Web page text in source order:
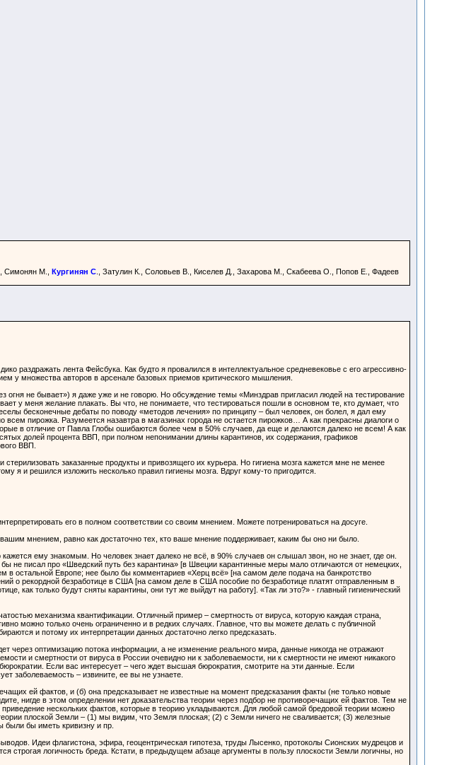
Симонян М.,
Кургинян С., Затулин К., Соловьев В., Киселев Д., Захарова М., Скабеева О., Попов Е., Фадеев
раздражать лента Фейсбука. Как будто я провалился в интеллектуальное средневековье с его агрессивно-
у множества авторов в арсенале базовых приемов критического мышления.
не бывает») я даже уже и не говорю. Но обсуждение темы «Минздрав пригласил людей на тестирование
у меня желание плакать. Вы что, не понимаете, что тестироваться пошли в основном те, кто думает, что
бесконечные дебаты по поводу «методов лечения» по принципу – был человек, он болел, я дал ему
пирожка. Разумеется назавтра в магазинах города не остается пирожков… А как прекрасны диалоги о
в отличие от Павла Глобы ошибаются более чем в 50% случаев, да еще и делаются далеко не всем! А как
долей процента ВВП, при полном непонимании длины карантинов, их содержания, графиков
ВВП.
заказанные продукты и привозящего их курьера. Но гигиена мозга кажется мне не менее
я и решился изложить несколько правил гигиены мозга. Вдруг кому-то пригодится.
его в полном соответствии со своим мнением. Можете потренироваться на досуге.
мнением, равно как достаточно тех, кто ваше мнение поддерживает, каким бы оно ни было.
ему знакомым. Но человек знает далеко не всё, в 90% случаев он слышал звон, но не знает, где он.
не писал про «Шведский путь без карантина» [в Швеции карантинные меры мало отличаются от немецких,
остальной Европе; нее было бы комментариев «Херц всё» [на самом деле подача на банкротство
о рекордной безработице в США [на самом деле в США пособие по безработице платят отправленным в
как только будут сняты карантины, они тут же выйдут на работу]. «Так ли это?» - главный гигиенический
механизма квантификации. Отличный пример – смертность от вируса, которую каждая страна,
можно только очень ограниченно и в редких случаях. Главное, что вы можете делать с публичной
и потому их интерпретации данных достаточно легко предсказать.
через оптимизацию потока информации, а не изменение реального мира, данные никогда не отражают
и смертности от вируса в России очевидно ни к заболеваемости, ни к смертности не имеют никакого
Если вас интересует – чего ждет высшая бюрократия, смотрите на эти данные. Если
заболеваемость – извините, ее вы не узнаете.
ей фактов, и (б) она предсказывает не известные на момент предсказания факты (не только новые
нигде в этом определении нет доказательства теории через подбор не противоречащих ей фактов. Тем не
нескольких фактов, которые в теорию укладываются. Для любой самой бредовой теории можно
плоской Земли – (1) мы видим, что Земля плоская; (2) с Земли ничего не сваливается; (3) железные
были бы иметь кривизну и пр.
Идеи флагистона, эфира, геоцентрическая гипотеза, труды Лысенко, протоколы Сионских мудрецов и
строгая логичность бреда. Кстати, в предыдущем абзаце аргументы в пользу плоскости Земли логичны, но